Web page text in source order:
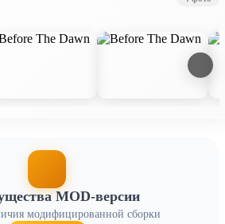
MOD-версии
модифицированной сборки